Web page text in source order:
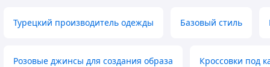
Турецкий производитель одежды Базовый стиль
Розовые джинсы для создания образа Кроссовки под